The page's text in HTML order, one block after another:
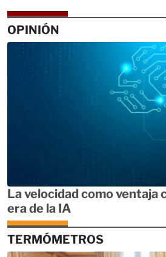
OPINIÓN
La velocidad como ventaja
era de la IA
TERMÓMETROS